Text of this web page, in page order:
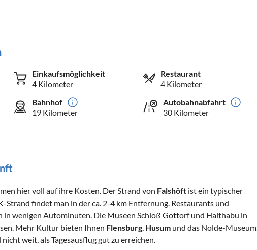
Einkaufsmöglichkeit
4 Kilometer
Restaurant
4 Kilometer
Bahnhof
19 Kilometer
Autobahnabfahrt
30 Kilometer
hier voll auf ihre Kosten. Der Strand von Falshöft ist ein typischer
Strand findet man in der ca. 2-4 km Entfernung. Restaurants und
in wenigen Autominuten. Die Museen Schloß Gottorf und Haithabu in
Mehr Kultur bieten Ihnen Flensburg Husum und das Nolde-Museum.
nicht weit, als Tagesausflug gut zu erreichen.